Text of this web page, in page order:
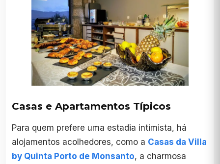
Casas e Apartamentos Típicos
Para quem prefere uma estadia intimista, há
alojamentos acolhedores, como a Casas da Villa
by Quinta Porto de Monsanto, a charmosa